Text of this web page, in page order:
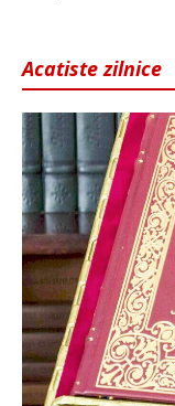
Acatiste zilnice